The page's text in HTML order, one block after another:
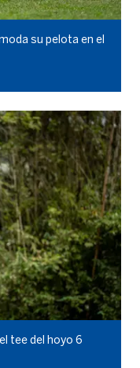
su pelota en el
tee del hoyo 6